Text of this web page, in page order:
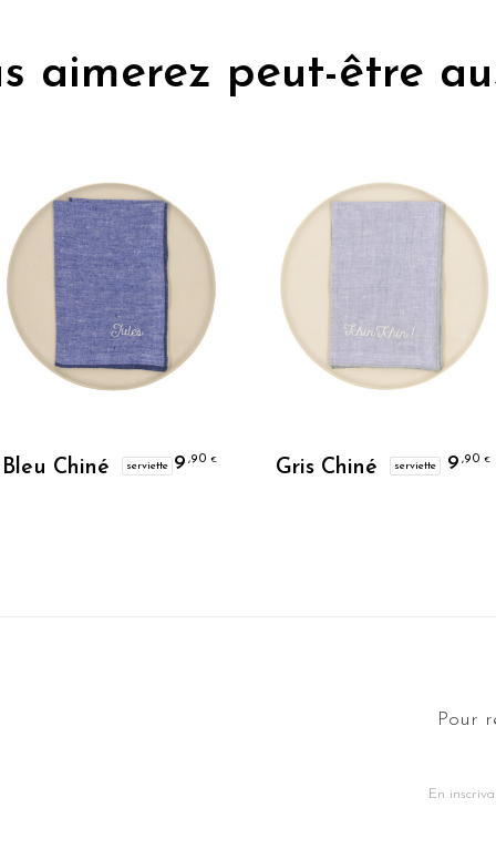
aimerez peut-être
Je Personnalise
Bleu Chiné serviette 9 ,90 € Gris Chiné serviette 9 ,90 €
Pour
En